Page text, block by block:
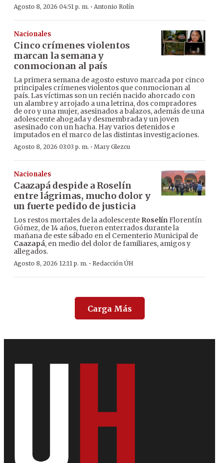
Agosto 8, 2026 04:51 p. m. · Antonio Rolín
Nacionales
Cinco crímenes violentos
marcan la semana y
conmocionan al país
La primera semana de agosto estuvo marcada por cinco
principales crímenes violentos que conmocionan al
país. Las víctimas son un recién nacido ahorcado con
un alambre y arrojado a una letrina, dos compradores
de oro y una mujer, asesinados a balazos, además de una
adolescente ahogada y desmembrada y un joven
asesinado con un hacha. Hay varios detenidos e
imputados en el marco de las distintas investigaciones.
Agosto 8, 2026 03:03 p. m. · Mary Glezcu
Nacionales
Caazapá despide a Roselín
entre lágrimas, mucho dolor y
un fuerte pedido de justicia
Los restos mortales de la adolescente RoselínFlorentín
Gómez, de 14 años, fueron enterrados durante la
mañana de este sábado en el Cementerio Municipal de
Caazapá, en medio del dolor de familiares, amigos y
allegados.
Agosto 8, 2026 12:11 p. m. · Redacción ÚH
Carga Más